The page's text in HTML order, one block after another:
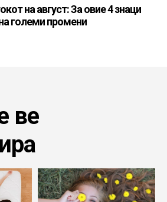
на август: За овие 4 знаци
големи промени
ве